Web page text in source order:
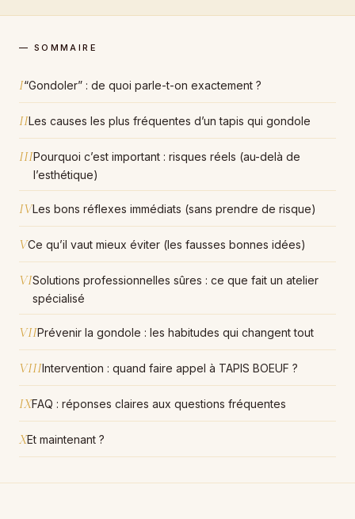
— SOMMAIRE
I“Gondoler” : de quoi parle-t-on exactement ?
IILes causes les plus fréquentes d’un tapis qui gondole
IIIPourquoi c’est important : risques réels (au-delà de
l’esthétique)
IVLes bons réflexes immédiats (sans prendre de risque)
VCe qu’il vaut mieux éviter (les fausses bonnes idées)
VISolutions professionnelles sûres : ce que fait un atelier
spécialisé
VIIPrévenir la gondole : les habitudes qui changent tout
VIIIIntervention : quand faire appel à TAPIS BOEUF ?
IXFAQ : réponses claires aux questions fréquentes
XEt maintenant ?